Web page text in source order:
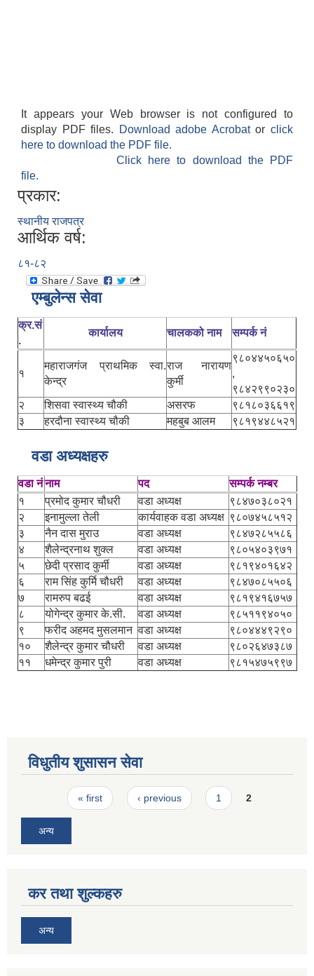
It appears your Web browser is not configured to
display PDF files.
Download adobe Acrobatorclick
here to download the PDF file.
Click here to download the PDF
file.
प्रकार:
स्थानीय राजपत्र
आर्थिक वर्ष:
८१-८२
एम्बुलेन्स सेवा
क्र.सं
.
कार्यालय चालकको नाम सम्पर्क नं
१
महाराजगंज प्राथमिक स्वा.
केन्द्र
राज नारायण
कुर्मी
९८०४४५०६५०
,
९८४२९९०२३०
२
शिसवा स्वास्थ्य चौकी असरफ
९८१८०३६६१९
३
हरदौना स्वास्थ्य चौकी महबुब आलम ९८१९४४८५२१
वडा अध्यक्षहरु
वडा नंनाम पद
सम्पर्क नम्बर
१
प्रमोद कुमार चौधरी वडा अध्यक्ष
९८४७०३८०२१
२
इनामुल्ला तेली कार्यवाहक वडा अध्यक्ष ९८०७४५८५१२
३
नैन दास मुराउ वडा अध्यक्ष
९८४७२८५५८६
४
शैलेन्द्रनाथ शुक्ल वडा अध्यक्ष
९८०५४०३९७१
५
छेदी प्रसाद कुर्मी वडा अध्यक्ष
९८१९४०१६४२
६
राम सिंह कुर्मि चौधरी वडा अध्यक्ष
९८४७०८५५०६
७
रामरुप बढई वडा अध्यक्ष
९८१९४१६७५७
८
योगेन्द्र कुमार के.सी. वडा अध्यक्ष
९८५११९४०५०
९
फरीद अहमद मुसलमान वडा अध्यक्ष
९८०४४४९२९०
१०
शैलेन्द्र कुमार चौधरी वडा अध्यक्ष
९८०२६४७३८७
११
धमेन्द्र कुमार पुरी वडा अध्यक्ष ९८१५४७५९९७
विधुतीय शुसासन सेवा
Pages« first ‹ previous 1 2
अन्य
कर तथा शुल्कहरु
अन्य